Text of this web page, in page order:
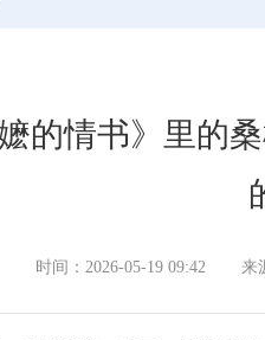
嬷的情书》里的
时间：2026-05-19 09:42 来